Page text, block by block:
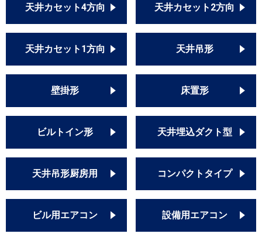
天井カセット4方向 天井カセット2方向
天井カセット1方向 天井吊形
壁掛形 床置形
ビルトイン形 天井埋込ダクト型
天井吊形厨房用 コンパクトタイプ
ビル用エアコン 設備用エアコン